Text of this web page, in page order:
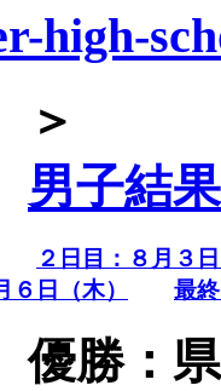
high-
結
男子結果
２日目：８月３
６日（木） 最
勝：